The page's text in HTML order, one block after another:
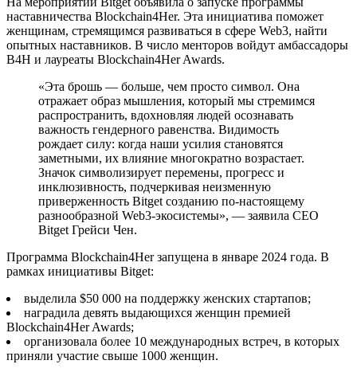
наставничества Blockchain4Her. Эта инициатива поможет
женщинам, стремящимся развиваться в сфере Web3, найти
опытных наставников. В число менторов войдут амбассадоры
B4H и лауреаты Blockchain4Her Awards.
«Эта брошь — больше, чем просто символ. Она
отражает образ мышления, который мы стремимся
распространить, вдохновляя людей осознавать
важность гендерного равенства. Видимость
рождает силу: когда наши усилия становятся
заметными, их влияние многократно возрастает.
Значок символизирует перемены, прогресс и
инклюзивность, подчеркивая неизменную
приверженность Bitget созданию по-настоящему
разнообразной Web3-экосистемы», — заявила CEO
Bitget Грейси Чен.
Программа Blockchain4Her запущена в январе 2024 года. В
рамках инициативы Bitget:
выделила $50 000 на поддержку женских стартапов;
наградила девять выдающихся женщин премией
Blockchain4Her Awards;
организовала более 10 международных встреч, в которых
приняли участие свыше 1000 женщин.